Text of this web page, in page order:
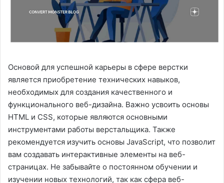
Основой для успешной карьеры в сфере верстки
является приобретение технических навыков,
необходимых для создания качественного и
функционального веб-дизайна. Важно усвоить основы
HTML и CSS, которые являются основными
инструментами работы верстальщика. Также
рекомендуется изучить основы JavaScript, что позволит
вам создавать интерактивные элементы на веб-
страницах. Не забывайте о постоянном обучении и
изучении новых технологий, так как сфера веб-